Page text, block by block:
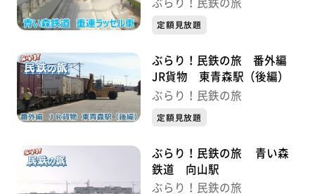
ぶらり！民鉄の旅
定額見放題
ぶらり！民鉄の旅 番外編
JR貨物 東青森駅（後編）
ぶらり！民鉄の旅
定額見放題
ぶらり！民鉄の旅 青い森
鉄道 向山駅
ぶらり！民鉄の旅